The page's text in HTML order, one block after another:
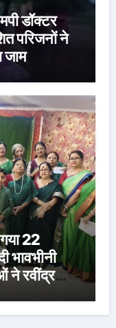
डॉक्टर
परिजनों ने
जाम
22
भावभीनी
ने रवींद्र